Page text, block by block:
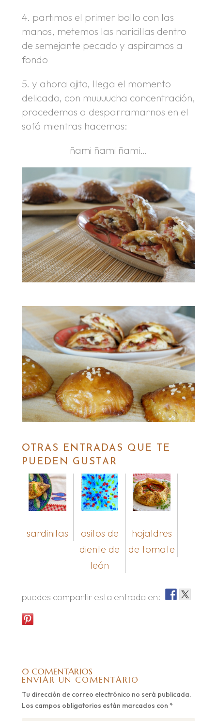
4. partimos el primer bollo con las
manos, metemos las naricillas dentro
de semejante pecado y aspiramos a
fondo
5. y ahora ojito, llega el momento
delicado, con muuuucha concentración,
procedemos a desparramarnos en el
sofá mientras hacemos:
ñami ñami ñami…
OTRAS ENTRADAS QUE TE
PUEDEN GUSTAR
sardinitas
ositos de
diente de
león
hojaldres
de tomate
puedes compartir esta entrada en:
0 COMENTARIOS
ENVIAR UN COMENTARIO
Tu dirección de correo electrónico no será publicada.
Los campos obligatorios están marcados con *